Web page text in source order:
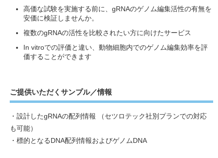
高価な試験を実施する前に、gRNAのゲノム編集活性の有無を
安価に検証しませんか。
複数のgRNAの活性を比較されたい方に向けたサービス
In vitroでの評価と違い、動物細胞内でのゲノム編集効率を評
価することができます
ご提供いただくサンプル／情報
・設計したgRNAの配列情報 （セツロテック社別プランでの対応
も可能）
・標的となるDNA配列情報およびゲノムDNA